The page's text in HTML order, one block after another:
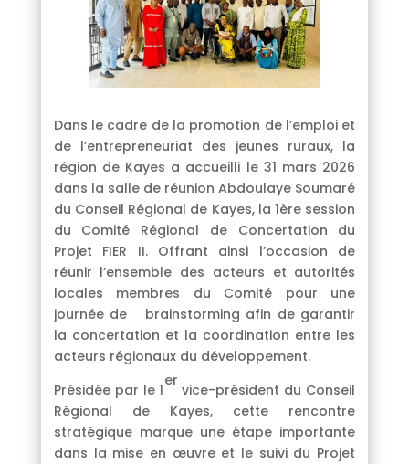
Dans le cadre de la promotion de l’emploi et
de l’entrepreneuriat des jeunes ruraux, la
région de Kayes a accueilli le 31 mars 2026
dans la salle de réunion Abdoulaye Soumaré
du Conseil Régional de Kayes, la 1ère session
du Comité Régional de Concertation du
Projet FIER II. Offrant ainsi l’occasion de
réunir l’ensemble des acteurs et autorités
locales membres du Comité pour une
journée de brainstorming afin de garantir
la concertation et la coordination entre les
acteurs régionaux du développement.
Présidée par le 1
er
vice-président du Conseil
Régional de Kayes, cette rencontre
stratégique marque une étape importante
dans la mise en œuvre et le suivi du Projet